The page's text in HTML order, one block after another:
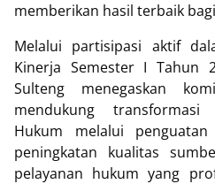
memberikan hasil terbaik
Melalui partisipasi aktif
Kinerja Semester I Tahun
Sulteng menegaskan
mendukung transformasi
Hukum melalui
peningkatan kualitas
pelayanan hukum yang